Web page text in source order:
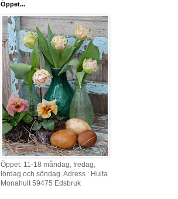
Öppet...
Öppet: 11-18 måndag, fredag,
lördag och söndag. Adress : Hulta
Monahult 59475 Edsbruk